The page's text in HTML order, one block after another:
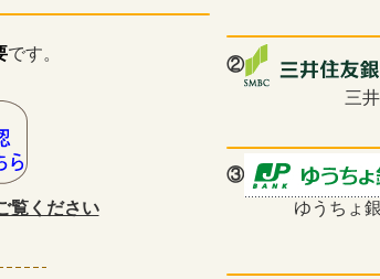
です。
②
三
③
覧ください
ゆうちょ